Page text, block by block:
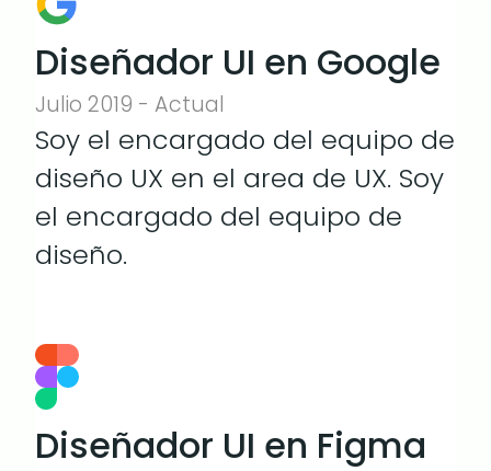
Diseñador UI en Google
Julio 2019 - Actual
Soy el encargado del equipo de
diseño UX en el area de UX. Soy
el encargado del equipo de
diseño.
Diseñador UI en Figma